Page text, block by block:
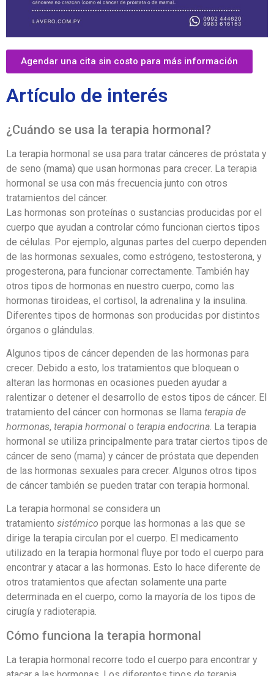
Agendar una cita sin costo para más información
Artículo de interés
¿Cuándo se usa la terapia hormonal?
La terapia hormonal se usa para tratar cánceres de próstata y
de seno (mama) que usan hormonas para crecer. La terapia
hormonal se usa con más frecuencia junto con otros
tratamientos del cáncer.
Las hormonas son proteínas o sustancias producidas por el
cuerpo que ayudan a controlar cómo funcionan ciertos tipos
de células. Por ejemplo, algunas partes del cuerpo dependen
de las hormonas sexuales, como estrógeno, testosterona, y
progesterona, para funcionar correctamente. También hay
otros tipos de hormonas en nuestro cuerpo, como las
hormonas tiroideas, el cortisol, la adrenalina y la insulina.
Diferentes tipos de hormonas son producidas por distintos
órganos o glándulas.
Algunos tipos de cáncer dependen de las hormonas para
crecer. Debido a esto, los tratamientos que bloquean o
alteran las hormonas en ocasiones pueden ayudar a
ralentizar o detener el desarrollo de estos tipos de cáncer. El
tratamiento del cáncer con hormonas se llama terapia de
hormonas, terapia hormonal o terapia endocrina. La terapia
hormonal se utiliza principalmente para tratar ciertos tipos de
cáncer de seno (mama) y cáncer de próstata que dependen
de las hormonas sexuales para crecer. Algunos otros tipos
de cáncer también se pueden tratar con terapia hormonal.
La terapia hormonal se considera un
tratamiento sistémico porque las hormonas a las que se
dirige la terapia circulan por el cuerpo. El medicamento
utilizado en la terapia hormonal fluye por todo el cuerpo para
encontrar y atacar a las hormonas. Esto lo hace diferente de
otros tratamientos que afectan solamente una parte
determinada en el cuerpo, como la mayoría de los tipos de
cirugía y radioterapia.
Cómo funciona la terapia hormonal
La terapia hormonal recorre todo el cuerpo para encontrar y